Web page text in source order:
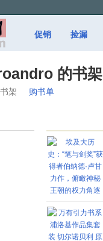
促销 捡漏
的书架
书架 购书单